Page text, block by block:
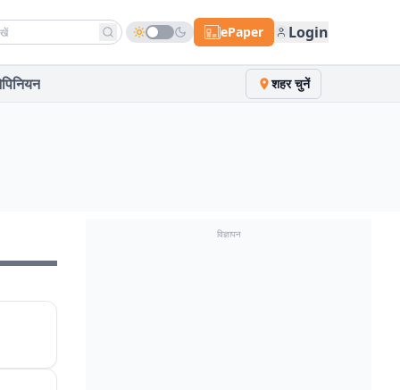
news ePaper Login
शहर चुनें
विज्ञापन